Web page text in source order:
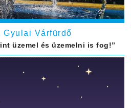
Gyulai Várfürdő
üzemel és üzemelni is fog!”